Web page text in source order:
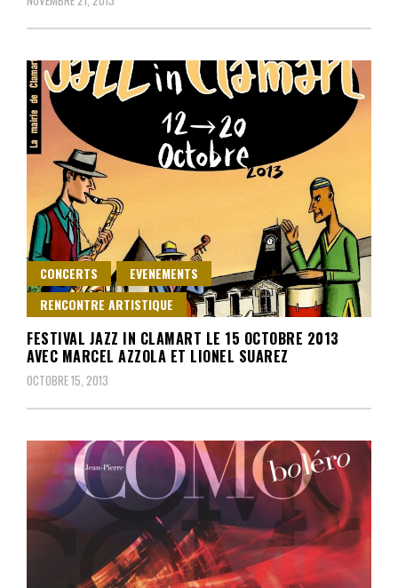
CONCERTS
EVENEMENTS
RENCONTRE ARTISTIQUE
FESTIVAL JAZZ IN CLAMART LE 15 OCTOBRE 2013
AVEC MARCEL AZZOLA ET LIONEL SUAREZ
OCTOBRE 15, 2013